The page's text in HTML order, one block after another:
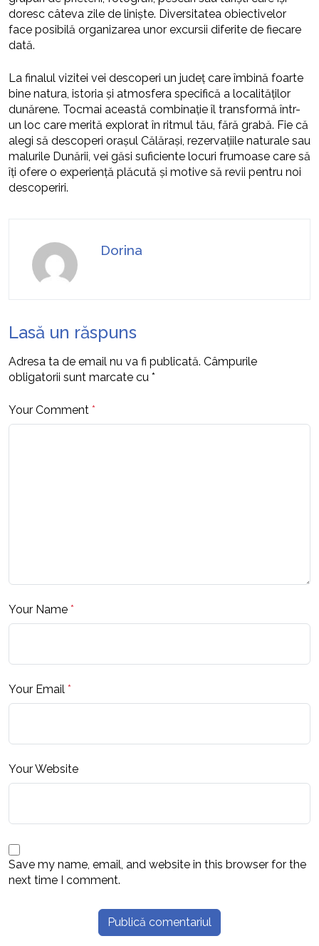
doresc câteva zile de liniște. Diversitatea obiectivelor
face posibilă organizarea unor excursii diferite de fiecare
dată.
La finalul vizitei vei descoperi un județ care îmbină foarte
bine natura, istoria și atmosfera specifică a localităților
dunărene. Tocmai această combinație îl transformă într-
un loc care merită explorat în ritmul tău, fără grabă. Fie că
alegi să descoperi orașul Călărași, rezervațiile naturale sau
malurile Dunării, vei găsi suficiente locuri frumoase care să
îți ofere o experiență plăcută și motive să revii pentru noi
descoperiri.
Dorina
Lasă un răspuns
Adresa ta de email nu va fi publicată. Câmpurile
obligatorii sunt marcate cu *
Your Comment *
Your Name *
Your Email *
Your Website
Save my name, email, and website in this browser for the
next time I comment.